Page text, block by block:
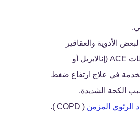
لبعض الأدوية والعقاقير
الطبية مثل مثبطات ACE (إنالابريل أو
في علاج ارتفاع ضغط
الكحة الشديدة.
الرئوي المزمن ( COPD ).